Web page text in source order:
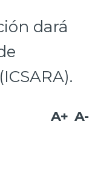
dará
A+ A-